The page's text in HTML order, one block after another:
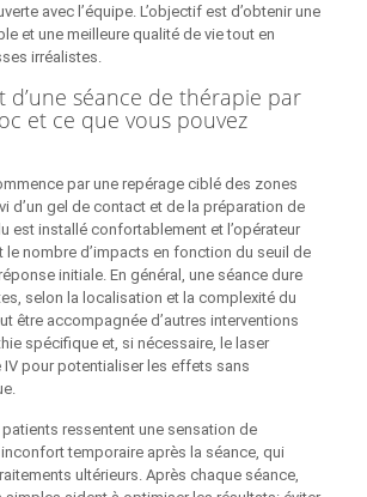
avec l’équipe. L’objectif est d’obtenir une
et une meilleure qualité de vie tout en
irréalistes.
d’une séance de thérapie par
et ce que vous pouvez
par une repérage ciblé des zones
d’un gel de contact et de la préparation de
est installé confortablement et l’opérateur
le nombre d’impacts en fonction du seuil de
initiale. En général, une séance dure
selon la localisation et la complexité du
être accompagnée d’autres interventions
spécifique et, si nécessaire, le laser
pour potentialiser les effets sans
ressentent une sensation de
temporaire après la séance, qui
ultérieurs. Après chaque séance,